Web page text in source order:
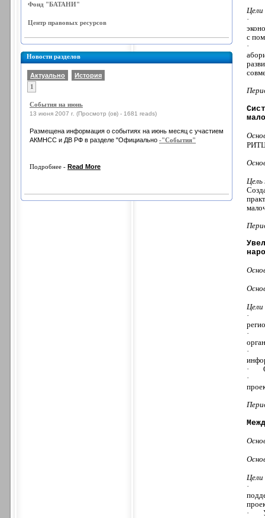
Фонд "БАТАНИ"
Центр правовых ресурсов
Новости разделов
Актуально
История
1
События на июнь
13 июня 2007 г. (Просмотр (ов) - 1681 reads)
Размещена информация о событиях на июнь месяц с участием
АКМНСС и ДВ РФ в разделе "Официально -"События"
Подробнее - Read More
Цели
·
с
·
Цели
·
·
·
·
·
Цели
·
·